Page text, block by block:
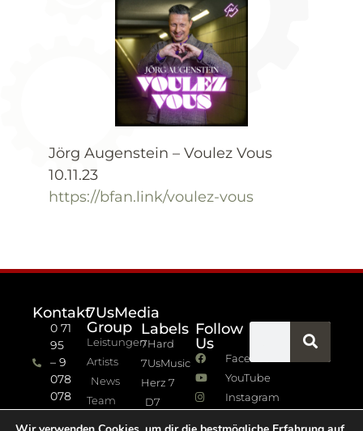
Jörg Augenstein – Voulez Vous
10.11.23
https://bfan.link/voulez-vous
Kontakt
0 71
95
– 9
078
078
7UsMedia
Group
Leistungen
Artists
News
Team
Labels
7Hard
7UsMusic
Herz 7
D7
Follow
Us
Facebook
YouTube
Instagram